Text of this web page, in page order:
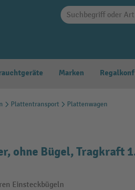
Marken
Plattentransport Plattenwagen
ohne Bügel, Tragkraft
Einsteckbügeln